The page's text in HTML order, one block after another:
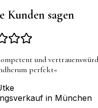
Kunden sagen
und
perfekt«
in München